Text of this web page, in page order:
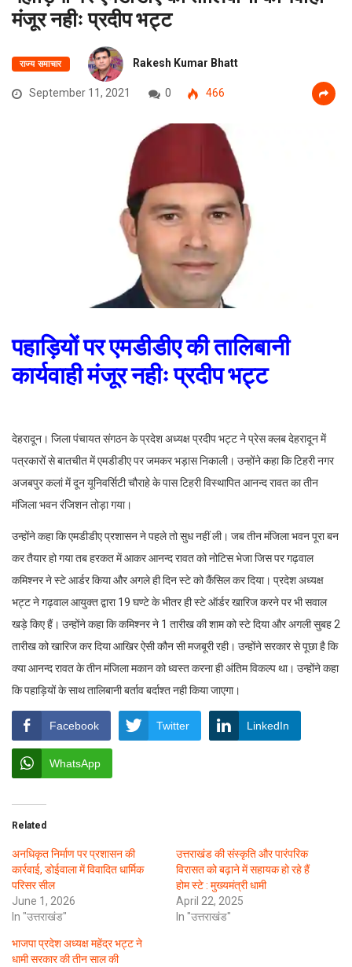
मंजूर नहीः प्रदीप भट्ट
राज्य समाचार Rakesh Kumar Bhatt
September 11, 2021 0 466
पहाड़ियों पर एमडीडीए की तालिबानी
कार्यवाही मंजूर नहीः प्रदीप भट्ट
देहरादून। जिला पंचायत संगठन के प्रदेश अध्यक्ष प्रदीप भट्ट ने प्रेस क्लब देहरादून में
पत्रकारों से बातचीत में एमडीडीए पर जमकर भड़ास निकाली। उन्होंने कहा कि टिहरी नगर
अजबपुर कलां में दून यूनिवर्सिटी चौराहे के पास टिहरी विस्थापित आनन्द रावत का तीन
मंजिला भवन रंजिशन तोड़ा गया।
उन्होंने कहा कि एमडीडीए प्रशासन ने पहले तो सुध नहीं ली। जब तीन मंजिला भवन पूरा बन
कर तैयार हो गया तब हरकत में आकर आनन्द रावत को नोटिस भेजा जिस पर गढ़वाल
कमिश्नर ने स्टे आर्डर किया और अगले ही दिन स्टे को कैंसिल कर दिया। प्रदेश अध्यक्ष
भट्ट ने गढ़वाल आयुक्त द्वारा 19 घण्टे के भीतर ही स्टे ऑर्डर खारिज करने पर भी सवाल
खड़े किए हैं। उन्होंने कहा कि कमिश्नर ने 1 तारीख की शाम को स्टे दिया और अगली सुबह 2
तारीख को खारिज कर दिया आखिर ऐसी कौन सी मजबूरी रही। उन्होंने सरकार से पूछा है कि
क्या आनन्द रावत के तीन मंजिला मकान को ध्वस्त करना ही अंतिम विकल्प था। उन्होंने कहा
कि पहाड़ियों के साथ तालिबानी बर्ताव बर्दाश्त नही किया जाएगा।
Facebook Twitter LinkedIn
WhatsApp
Related
अनधिकृत निर्माण पर प्रशासन की
कार्रवाई, डोईवाला में विवादित धार्मिक
परिसर सील
June 1, 2026
In "उत्तराखंड"
उत्तराखंड की संस्कृति और पारंपरिक
विरासत को बढ़ाने में सहायक हो रहे हैं
होम स्टे : मुख्यमंत्री धामी
April 22, 2025
In "उत्तराखंड"
भाजपा प्रदेश अध्यक्ष महेंद्र भट्ट ने
धामी सरकार की तीन साल की